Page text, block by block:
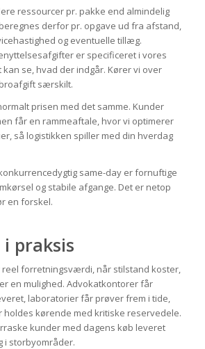
ressourcer pr. pakke end almindelig
derfor pr. opgave ud fra afstand,
og eventuelle tillæg.
er specificeret i vores
se, hvad der indgår. Kører vi over
særskilt.
prisen med det samme. Kunder
får en rammeaftale, hvor vi optimerer
så logistikken spiller med din hverdag
same-day er fornuftige
og stabile afgange. Det er netop
en forskel.
i praksis
reel forretningsværdi, når stilstand koster,
en mulighed. Advokatkontorer får
laboratorier får prøver frem i tide,
holdes kørende med kritiske reservedele.
kunder med dagens køb leveret
i storbyområder.